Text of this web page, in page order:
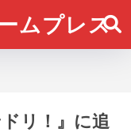
ムプレス
リ！』に追